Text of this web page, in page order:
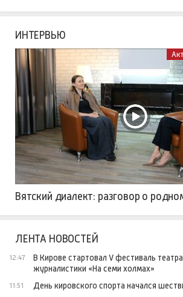
ИНТЕРВЬЮ
Вятский диалект: разговор о
ЛЕНТА НОВОСТЕЙ
12:47
В Кирове стартовал V фестиваль
журналистики «На семи холмах»
11:51 День кировского спорта начался